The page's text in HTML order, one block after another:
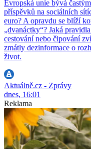
Evropská unie bývá
příspěvků na sociálních
euro? A opravdu se blíží
„dvanáctky“? Jaká
cestování nebo čipování
zmátly dezinformace o
život.
Aktuálně.cz - Zprávy
dnes, 16:01
Reklama